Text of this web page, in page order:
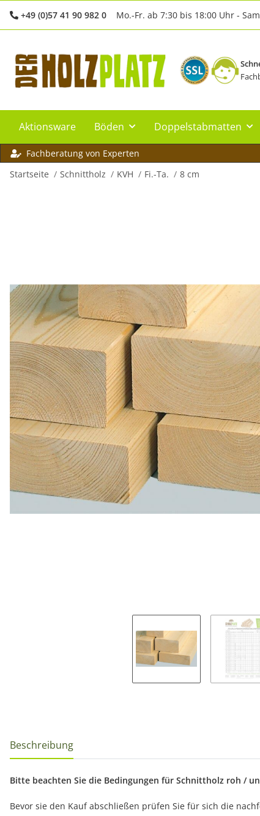
+49 (0)57 41 90 982 0 Mo.-Fr. ab 7:30 bis 18:00 Uhr -
Aktionsware Böden Doppelstabmatten
Fachberatung von Experten
Startseite
Schnittholz KVH Fi.-Ta. 8 cm
Beschreibung
Bitte beachten Sie die Bedingungen für Schnittholz roh /
Bevor sie den Kauf abschließen prüfen Sie für sich die